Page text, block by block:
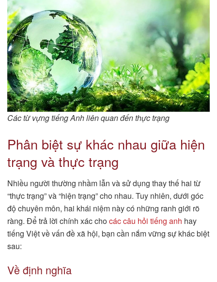
Các từ vựng tiếng Anh liên quan đến thực trạng
Phân biệt sự khác nhau giữa hiện
trạng và thực trạng
Nhiều người thường nhầm lẫn và sử dụng thay thế hai từ
“thực trạng” và “hiện trạng” cho nhau. Tuy nhiên, dưới góc
độ chuyên môn, hai khái niệm này có những ranh giới rõ
ràng. Để trả lời chính xác chocác câu hỏi tiếng anh hay
tiếng Việt về vấn đề xã hội, bạn cần nắm vững sự khác biệt
sau:
Về định nghĩa